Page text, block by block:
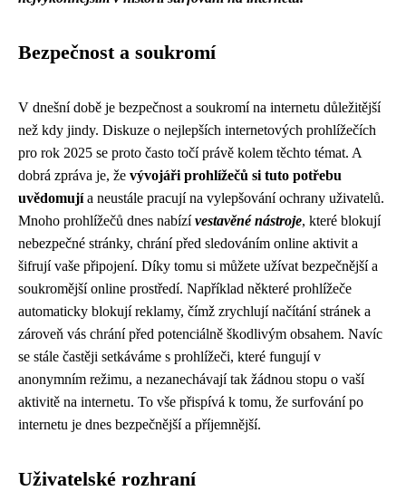
Bezpečnost a soukromí
V dnešní době je bezpečnost a soukromí na internetu důležitější
než kdy jindy. Diskuze o nejlepších internetových prohlížečích
pro rok 2025 se proto často točí právě kolem těchto témat. A
dobrá zpráva je, že vývojáři prohlížečů si tuto potřebu
uvědomujía neustále pracují na vylepšování ochrany uživatelů.
Mnoho prohlížečů dnes nabízívestavěné nástroje, které blokují
nebezpečné stránky, chrání před sledováním online aktivit a
šifrují vaše připojení. Díky tomu si můžete užívat bezpečnější a
soukromější online prostředí. Například některé prohlížeče
automaticky blokují reklamy, čímž zrychlují načítání stránek a
zároveň vás chrání před potenciálně škodlivým obsahem. Navíc
se stále častěji setkáváme s prohlížeči, které fungují v
anonymním režimu, a nezanechávají tak žádnou stopu o vaší
aktivitě na internetu. To vše přispívá k tomu, že surfování po
internetu je dnes bezpečnější a příjemnější.
Uživatelské rozhraní